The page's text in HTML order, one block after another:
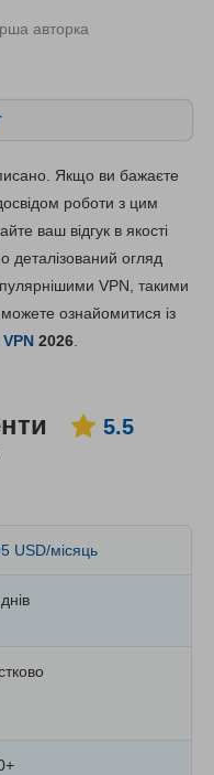
авторка
Якщо ви бажаєте
роботи з цим
ваш відгук в якості
огляд
VPN, такими
можете ознайомитися із
2026
5.5
USD/місяць